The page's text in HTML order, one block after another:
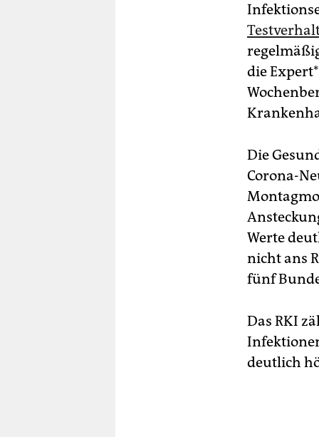
die
Die
Corona-
Werte
nicht ans
fünf
Das RKI
deutlich